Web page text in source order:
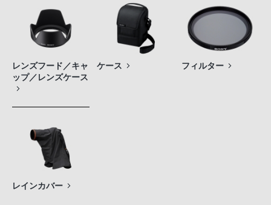
レンズフード／キャ
ップ／レンズケース
ケース フィルター
レインカバー